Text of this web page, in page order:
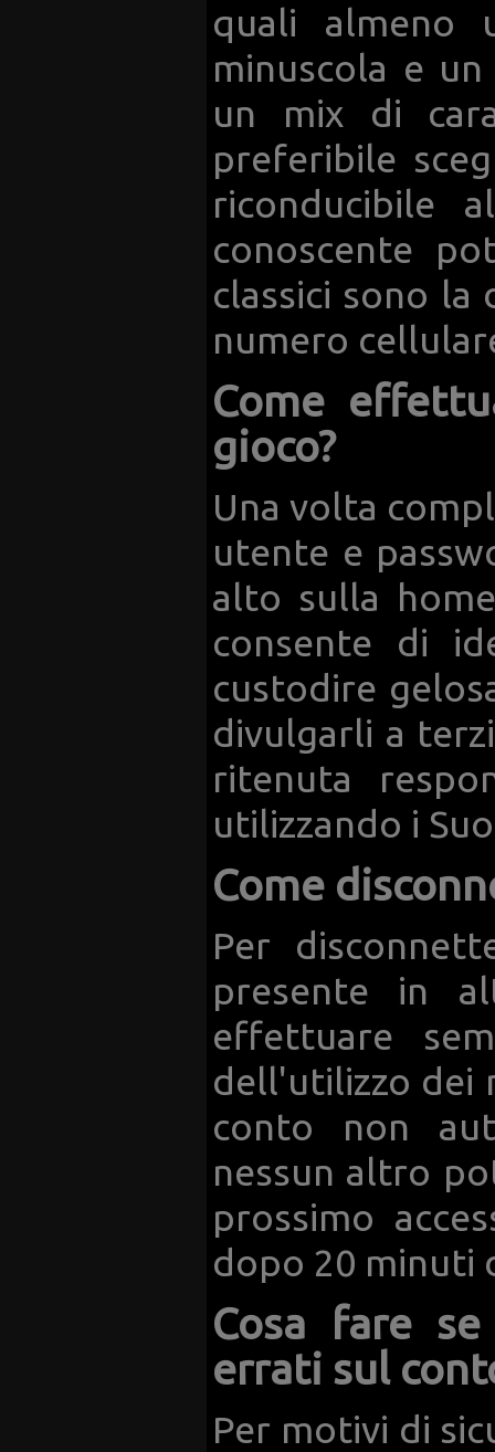
quali almeno
minuscola e
un mix di
preferibile
riconducibile
conoscente
classici sono
numero
Come
gioco?
Una volta
utente e
alto sulla
consente di
custodire
divulgarli a
ritenuta
utilizzando i
Come
Per
presente in
effettuare
dell'utilizzo dei
conto non
nessun altro
prossimo
dopo 20 minuti
Cosa fare
errati sul
Per motivi di